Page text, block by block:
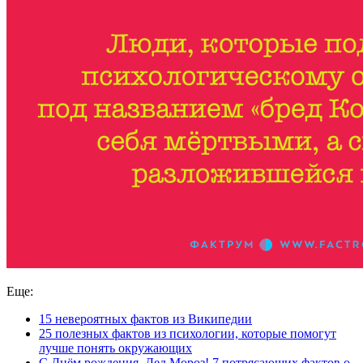
Еще:
15 невероятных фактов из Википедии
25 полезных фактов из психологии, которые помогут
лучше понять окружающих